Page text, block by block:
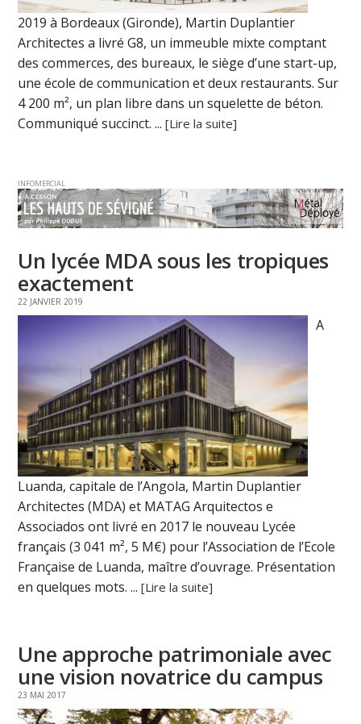
2019 à Bordeaux (Gironde), Martin Duplantier
Architectes a livré G8, un immeuble mixte comptant
des commerces, des bureaux, le siège d’une start-up,
une école de communication et deux restaurants. Sur
4 200 m², un plan libre dans un squelette de béton.
Communiqué succinct. ...[Lire la suite]
INFOMERCIAL
Un lycée MDA sous les tropiques
exactement
22 JANVIER 2019
A
Luanda, capitale de l’Angola, Martin Duplantier
Architectes (MDA) et MATAG Arquitectos e
Associados ont livré en 2017 le nouveau Lycée
français (3 041 m², 5 M€) pour l’Association de l’Ecole
Française de Luanda, maître d’ouvrage. Présentation
en quelques mots. ...[Lire la suite]
Une approche patrimoniale avec
une vision novatrice du campus
23 MAI 2017